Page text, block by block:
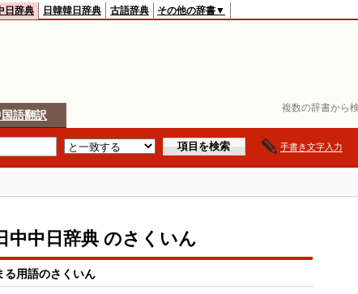
複数の辞書から
日辞典 日韓韓日辞典 古語辞典 その他の辞書▼
語翻訳
手書き文字入力
中中日辞典 のさくいん
る用語のさくいん